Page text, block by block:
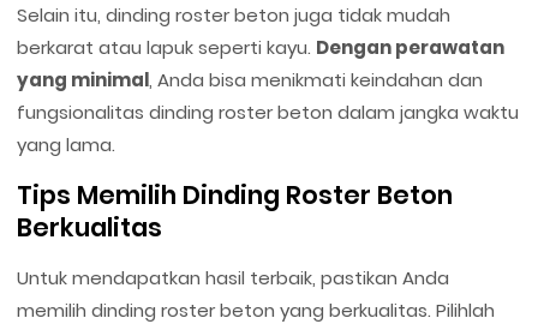
Selain itu, dinding roster beton juga tidak mudah
berkarat atau lapuk seperti kayu. Dengan perawatan
yang minimal, Anda bisa menikmati keindahan dan
fungsionalitas dinding roster beton dalam jangka waktu
yang lama.
Tips Memilih Dinding Roster Beton
Berkualitas
Untuk mendapatkan hasil terbaik, pastikan Anda
memilih dinding roster beton yang berkualitas. Pilihlah